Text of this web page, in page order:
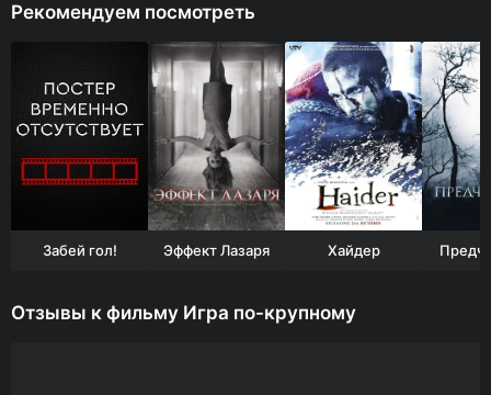
Рекомендуем посмотреть
Забей гол! Эффект Лазаря Хайдер
Отзывы к фильму Игра по-крупному